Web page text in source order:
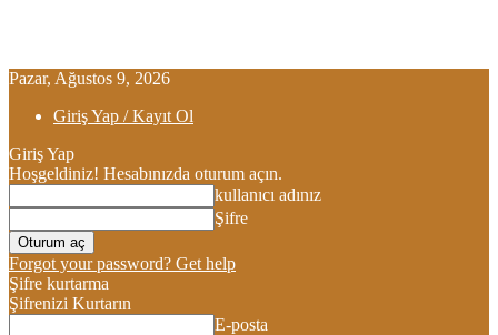
Pazar, Ağustos 9, 2026
Giriş Yap / Kayıt Ol
Giriş Yap
Hoşgeldiniz! Hesabınızda oturum açın.
kullanıcı adınız
Şifre
Forgot your password? Get help
Şifre kurtarma
Şifrenizi Kurtarın
E-posta